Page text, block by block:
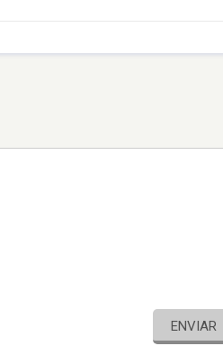
ENVIAR